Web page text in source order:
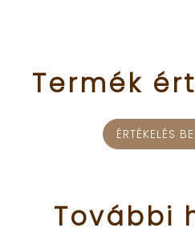
Termék
ÉRTÉKELÉS
További